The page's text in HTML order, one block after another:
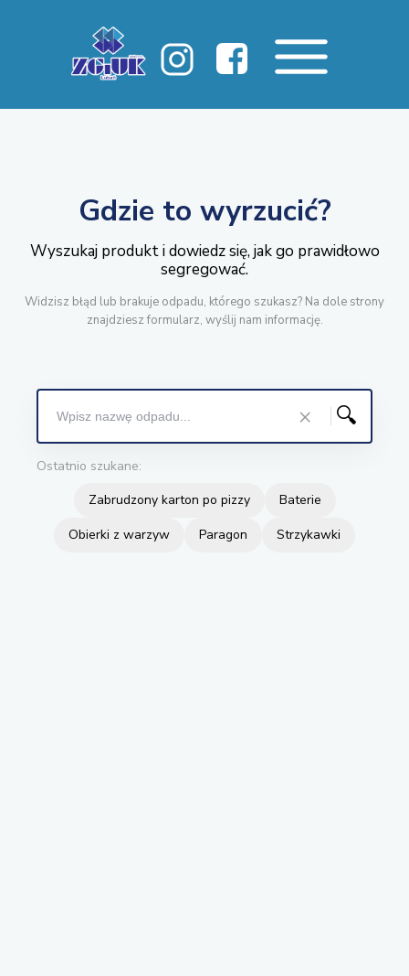
Gdzie to wyrzucić?
Wyszukaj produkt i dowiedz się, jak go prawidłowo
segregować.
Widzisz błąd lub brakuje odpadu, którego szukasz? Na dole strony
znajdziesz formularz, wyślij nam informację.
× 🔍
Ostatnio szukane:
Zabrudzony karton po pizzy
Baterie
Obierki z warzyw
Paragon Strzykawki